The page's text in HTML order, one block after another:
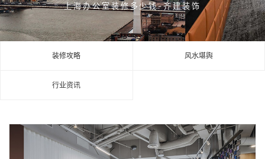
上海办公室装修多少钱-齐建装饰
装修攻略 风水堪舆
行业资讯